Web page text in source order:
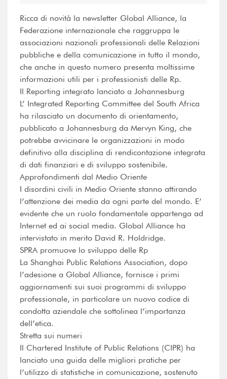
Ricca di novità la newsletter Global Alliance, la
Federazione internazionale che raggruppa le
associazioni nazionali professionali delle Relazioni
pubbliche e della comunicazione in tutto il mondo,
che anche in questo numero presenta moltissime
informazioni utili per i professionisti delle Rp.
Il Reporting integrato lanciato a Johannesburg
L’ Integrated Reporting Committee del South Africa
ha rilasciato un documento di orientamento,
pubblicato a Johannesburg da Mervyn King, che
potrebbe avvicinare le organizzazioni in modo
definitivo alla disciplina di rendicontazione integrata
di dati finanziari e di sviluppo sostenibile.
Approfondimenti dal Medio Oriente
I disordini civili in Medio Oriente stanno attirando
l’attenzione dei media da ogni parte del mondo. E’
evidente che un ruolo fondamentale appartenga ad
Internet ed ai social media. Global Alliance ha
intervistato in merito David R. Holdridge.
SPRA promuove lo sviluppo delle Rp
La Shanghai Public Relations Association, dopo
l’adesione a Global Alliance, fornisce i primi
aggiornamenti sui suoi programmi di sviluppo
professionale, in particolare un nuovo codice di
condotta aziendale che sottolinea l’importanza
dell’etica.
Stretta sui numeri
Il Chartered Institute of Public Relations (CIPR) ha
lanciato una guida delle migliori pratiche per
l’utilizzo di statistiche in comunicazione, sostenuto